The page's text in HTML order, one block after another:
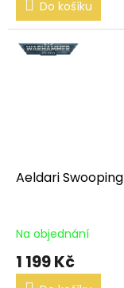
5,0
z
5
hvězdiček.
Do košíku
Aeldari
Na objednání
1 199 Kč